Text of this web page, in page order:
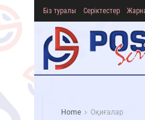
Біз туралы Серіктестер
Home Оқиғалар